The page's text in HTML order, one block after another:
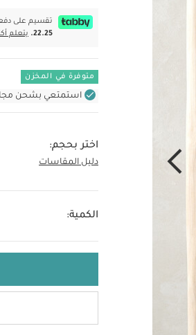
تقسيم على دفعات 4 بدون
22.25.
يتعلم
متوفرة في المخزن
استمتعي بشحن مجاني
اختر بحجم:
دليل المقاسات
0-3 Months
الكمية: